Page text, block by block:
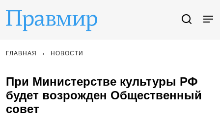
ГЛАВНАЯ НОВОСТИ
При Министерстве культуры РФ
будет возрожден Общественный
совет